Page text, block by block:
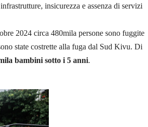
insicurezza e assenza di servizi
2024 circa 480mila persone sono fuggite
state costrette alla fuga dal Sud Kivu. Di
bambini sotto i 5 anni.